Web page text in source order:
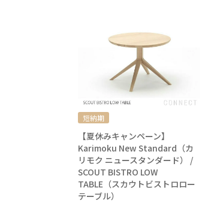
短納期
【夏休みキャンペーン】
Karimoku New Standard（カ
リモク ニュースタンダード） /
SCOUT BISTRO LOW
TABLE（スカウトビストロロー
テーブル）